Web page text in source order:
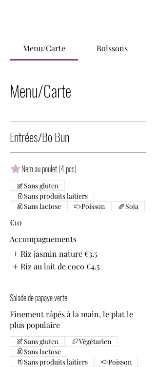
Menu/Carte Boissons
Menu/Carte
Entrées/Bo Bun
Nem au poulet (4 pcs)
€10
Sans gluten
Sans produits laitiers
Sans lactose
Poisson Soja
Accompagnements
Riz jasmin nature €3.5
Riz au lait de coco €4.5
Salade de papaye verte
Finement râpés à la main, le plat le
plus populaire
Sans gluten
Végétarien
Sans lactose
Sans produits laitiers
Poisson